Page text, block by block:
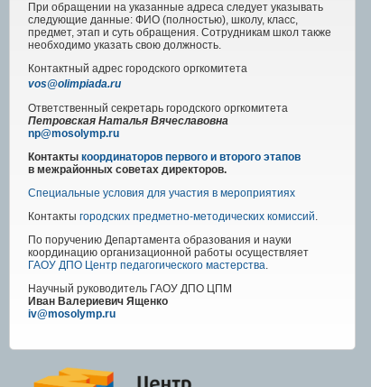
При обращении на указанные адреса следует указывать
следующие данные: ФИО (полностью), школу, класс,
предмет, этап и суть обращения. Сотрудникам школ также
необходимо указать свою должность.
Контактный адрес городского оргкомитета
vos@olimpiada.ru
Ответственный секретарь городского оргкомитета
Петровская Наталья Вячеславовна
np@mosolymp.ru
Контакты координаторов первого и второго этапов
в межрайонных советах директоров.
Специальные условия для участия в мероприятиях
Контакты городских предметно-методических комиссий.
По поручению Департамента образования и науки
координацию организационной работы осуществляет
ГАОУ ДПО Центр педагогического мастерства.
Научный руководитель ГАОУ ДПО ЦПМ
Иван Валериевич Ященко
iv@mosolymp.ru